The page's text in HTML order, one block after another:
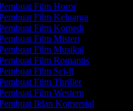
Film Horor
Film Keluarga
Film Komedi
Film Misteri
Film Musikal
Film Romantis
Film Sci-fi
Film Thriller
Film Western
Iklan Komersial